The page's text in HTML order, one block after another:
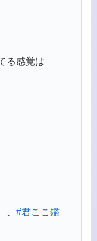
る感覚は
、 #君ここ鑑